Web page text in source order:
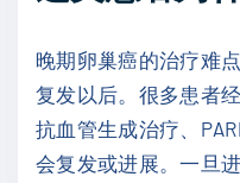
晚期卵巢癌的治疗难
复发以后。很多患者
抗血管生成治疗、
会复发或进展。一旦